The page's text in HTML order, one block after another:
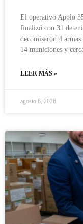
El operativo Apolo
finalizó con 31
decomisaron 4
14 municiones y
LEER MÁS »
agosto 6, 2026